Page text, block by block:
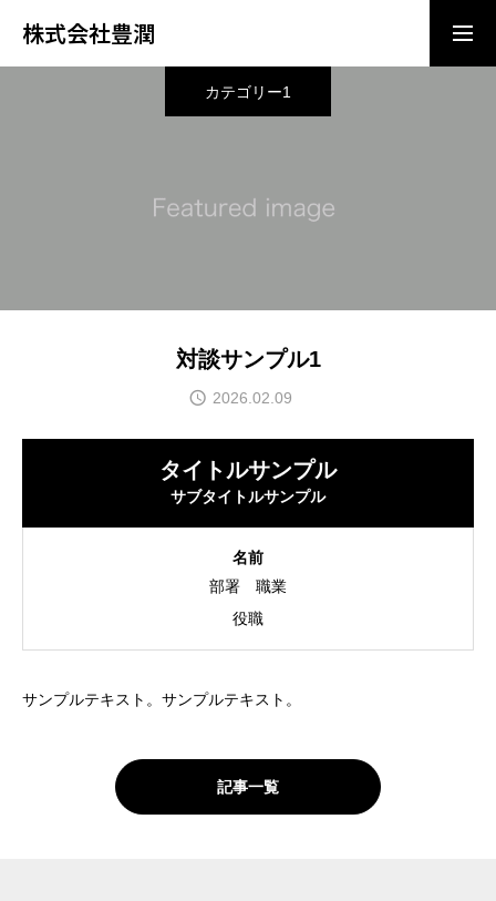
株式会社豊潤
ご相談・ご質問はこちら
プライバシーポリシー
カテゴリー1
対談サンプル1
2026.02.09
タイトルサンプル
サブタイトルサンプル
名前
部署
職業
役職
サンプルテキスト。サンプルテキスト。
記事一覧